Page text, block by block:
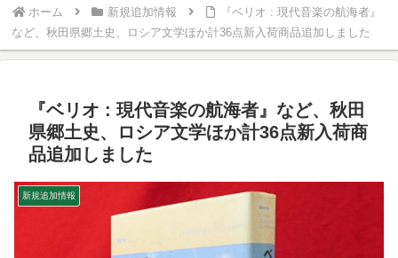
ホーム 新規追加情報
『ベリオ : 現代音楽の航海者』
など、秋田県郷土史、ロシア文学ほか計36点新入荷商品追加しました
『ベリオ : 現代音楽の航海者』など、秋田
県郷土史、ロシア文学ほか計36点新入荷商
品追加しました
新規追加情報